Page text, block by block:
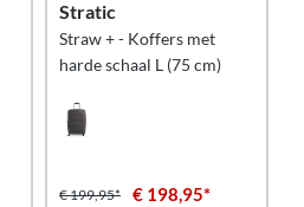
Stratic
Straw + - Koffers met
harde schaal L (75 cm)
€ 199,95* € 198,95*